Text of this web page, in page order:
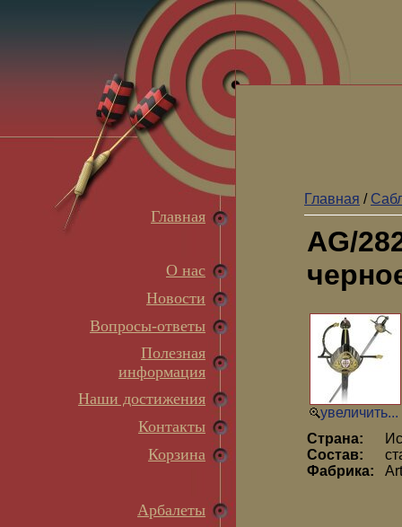
Главная
О нас
Новости
Вопросы-ответы
Полезная
информация
Наши достижения
Контакты
Корзина
Арбалеты
Главная /
AG/
увеличить...
Страна:
Состав:
Фабрика: